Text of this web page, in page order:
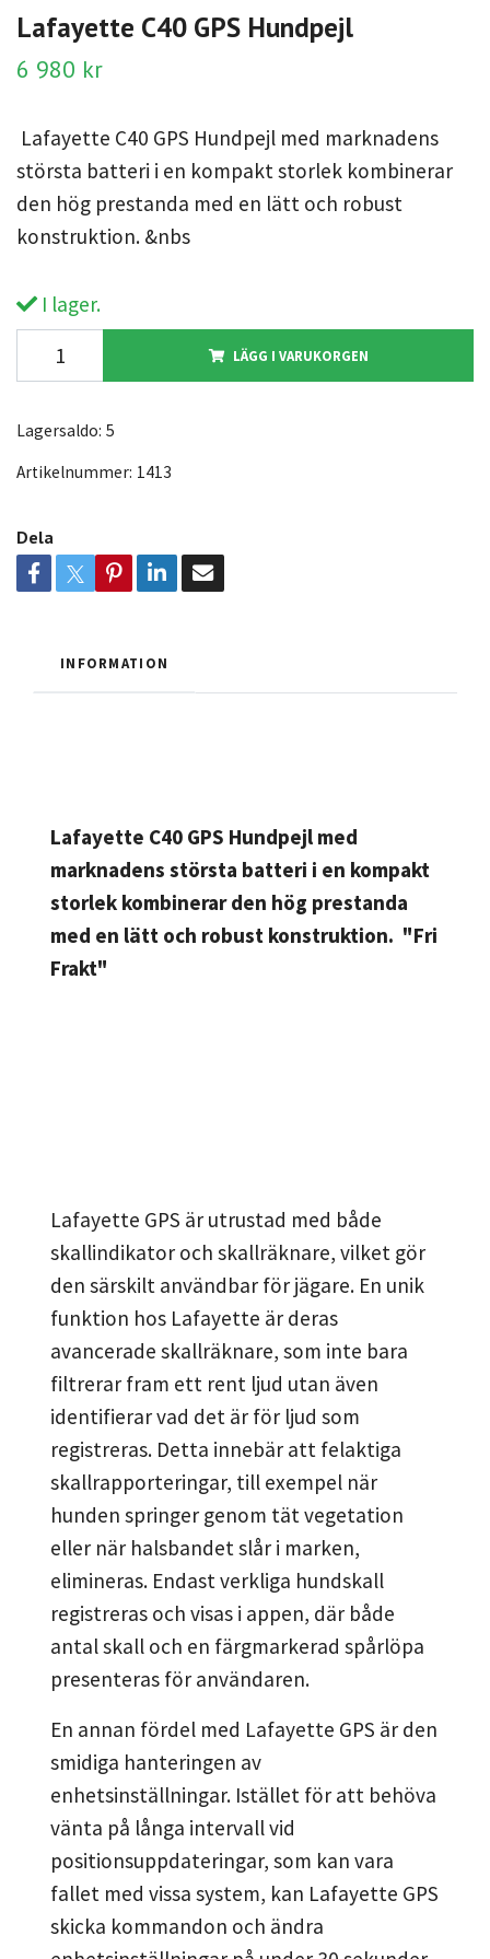
Lafayette C40 GPS Hundpejl
6 980 kr
Lafayette C40 GPS Hundpejl med marknadens
största batteri i en kompakt storlek kombinerar
den hög prestanda med en lätt och robust
konstruktion. &nbs
I lager.
LÄGG I VARUKORGEN
Lagersaldo: 5
Artikelnummer: 1413
Dela
INFORMATION
Lafayette C40 GPS Hundpejl med
marknadens största batteri i en kompakt
storlek kombinerar den hög prestanda
med en lätt och robust konstruktion. "Fri
Frakt"
Lafayette GPS är utrustad med både
skallindikator och skallräknare, vilket gör
den särskilt användbar för jägare. En unik
funktion hos Lafayette är deras
avancerade skallräknare, som inte bara
filtrerar fram ett rent ljud utan även
identifierar vad det är för ljud som
registreras. Detta innebär att felaktiga
skallrapporteringar, till exempel när
hunden springer genom tät vegetation
eller när halsbandet slår i marken,
elimineras. Endast verkliga hundskall
registreras och visas i appen, där både
antal skall och en färgmarkerad spårlöpa
presenteras för användaren.
En annan fördel med Lafayette GPS är den
smidiga hanteringen av
enhetsinställningar. Istället för att behöva
vänta på långa intervall vid
positionsuppdateringar, som kan vara
fallet med vissa system, kan Lafayette GPS
skicka kommandon och ändra